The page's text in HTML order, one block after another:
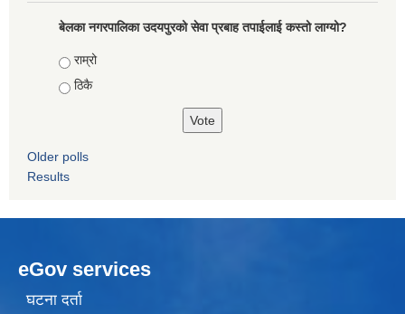
बेलका नगरपालिका उदयपुरको सेवा प्रबाह तपाईलाई कस्तो लाग्यो?
Choices
राम्रो
ठिकै
Older polls
Results
eGov services
घटना दर्ता